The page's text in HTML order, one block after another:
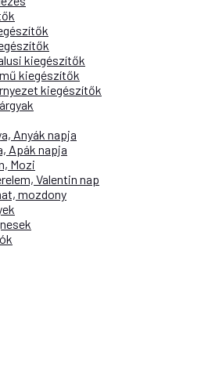
kiegészítők
kiegészítők
kiegészítők
Anyák napja
Apák napja
Mozi
Valentin nap
mozdony